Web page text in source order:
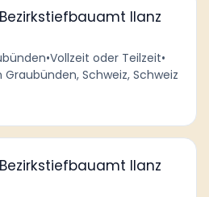
Ilanz
•Vollzeit oder Teilzeit•
Graubünden, Schweiz, Schweiz
Ilanz